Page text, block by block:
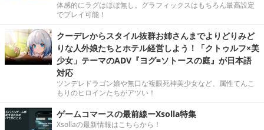
体感的にラグはほぼ無し。グラフィックスはもちろん最高設定
でプレイ可能！
クーデレからスタイル抜群お姉さんまでよりどりみど
りな人外娘たちとホテル経営しよう！「クトゥルフ×美
少女」テーマのADV『ヨグ=ソトースの庭』が日本語
対応
ツンデレドラゴン娘や無口な複眼死神美少女など、属性てんこ
もりのヒロインたちがアツい！
ゲームコマースの最前線ーXsolla特集
Xsollaの最新情報はこちらから！